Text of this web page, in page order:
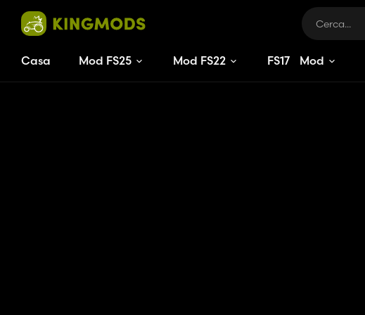
Casa Mod FS25 Mod FS22 FS17 Mod